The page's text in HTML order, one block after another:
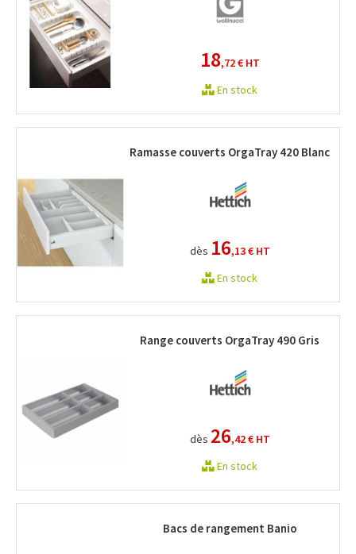
18,72 €HT
En stock
Ramasse couverts OrgaTray 420 Blanc
dès 16,13 €HT
En stock
Range couverts OrgaTray 490 Gris
dès 26,42 €HT
En stock
Bacs de rangement Banio